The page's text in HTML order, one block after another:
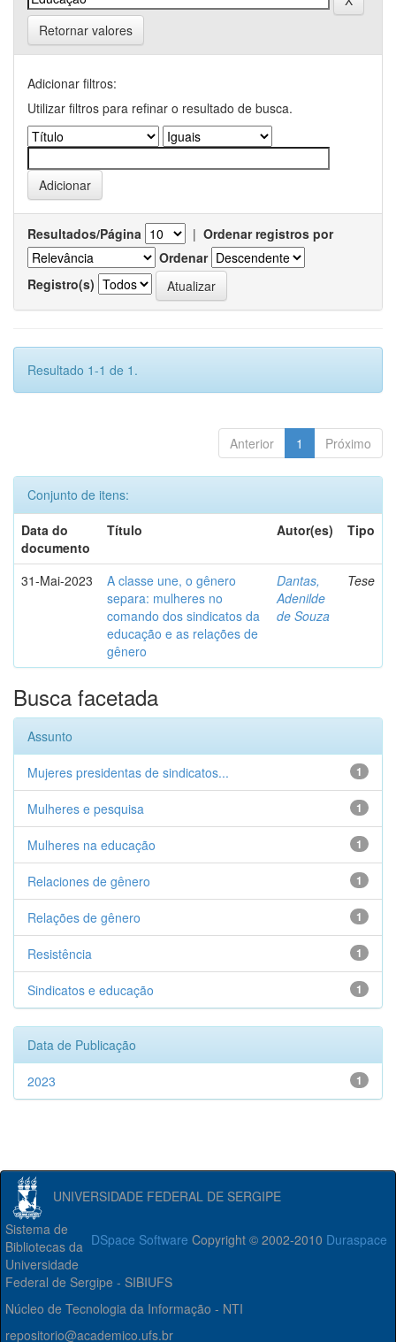
Retornar valores
Adicionar filtros:
Utilizar filtros para refinar o resultado de busca.
Resultados/Página | Ordenar registros por
Ordenar
Registro(s)
Resultado 1-1 de 1.
Anterior 1 Próximo
Conjunto de itens:
Data do
documento
Título Autor(es) Tipo
31-Mai-2023
A classe une, o gênero
separa: mulheres no
comando dos sindicatos da
educação e as relações de
gênero
Dantas,
Adenilde
de Souza
Tese
Busca facetada
Assunto
1
Mujeres presidentas de sindicatos...
1
Mulheres e pesquisa
1
Mulheres na educação
1
Relaciones de gênero
1
Relações de gênero
1
Resistência
1
Sindicatos e educação
Data de Publicação
1
2023
UNIVERSIDADE FEDERAL DE SERGIPE
DSpace Software Copyright © 2002-2010 Duraspace
Sistema de
Bibliotecas da
Universidade
Federal de Sergipe - SIBIUFS
Núcleo de Tecnologia da Informação - NTI
repositorio@academico.ufs.br